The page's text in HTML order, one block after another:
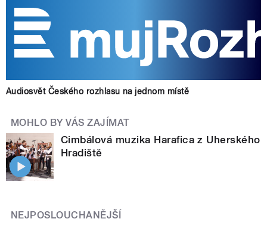
Audiosvět Českého rozhlasu na jednom místě
MOHLO BY VÁS ZAJÍMAT
Cimbálová muzika Harafica z Uherského
Hradiště
NEJPOSLOUCHANĚJŠÍ